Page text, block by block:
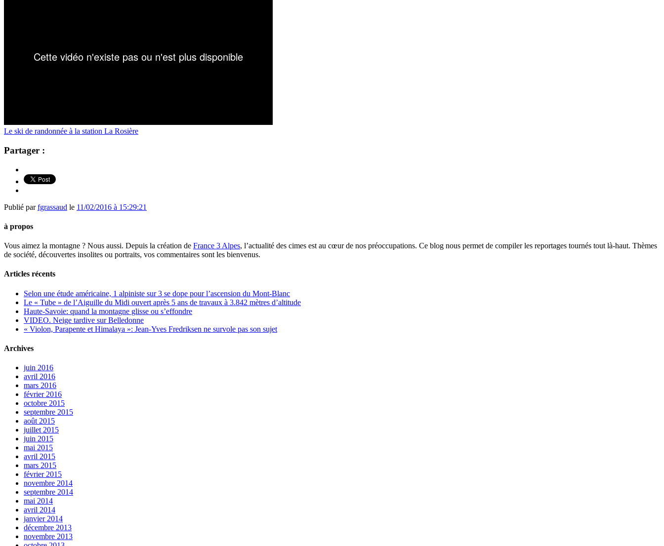
Le ski de randonnée à la station La Rosière
Partager :
Publié parfgrassaud le 11/02/2016 à 15:29:21
à propos
Vous aimez la montagne ? Nous aussi. Depuis la création de France 3 Alpes, l’actualité des cimes est au cœur de nos préoccupations. Ce blog nous permet de compiler les reportages tournés tout là-haut. Thèmes
de société, découvertes insolites ou portraits, vos commentaires sont les bienvenus.
Articles récents
Selon une étude américaine, 1 alpiniste sur 3 se dope pour l’ascension du Mont-Blanc
Le « Tube » de l’Aiguille du Midi ouvert après 5 ans de travaux à 3.842 mètres d’altitude
Haute-Savoie: quand la montagne glisse ou s’effondre
VIDEO. Neige tardive sur Belledonne
« Violon, Parapente et Himalaya »: Jean-Yves Fredriksen ne survole pas son sujet
Archives
juin 2016
avril 2016
mars 2016
février 2016
octobre 2015
septembre 2015
août 2015
juillet 2015
juin 2015
mai 2015
avril 2015
mars 2015
février 2015
novembre 2014
septembre 2014
mai 2014
avril 2014
janvier 2014
décembre 2013
novembre 2013